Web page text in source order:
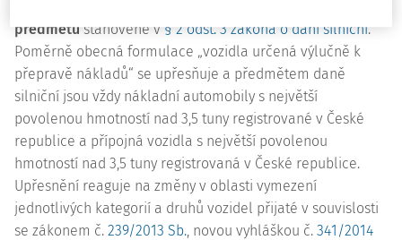
předmětu stanovené v § 2 odst. 3 zákona o dani silniční.
Poměrně obecná formulace „vozidla určená výlučně k
přepravě nákladů“ se upřesňuje a předmětem daně
silniční jsou vždy nákladní automobily s největší
povolenou hmotností nad 3,5 tuny registrované v České
republice a přípojná vozidla s největší povolenou
hmotností nad 3,5 tuny registrovaná v České republice.
Upřesnění reaguje na změny v oblasti vymezení
jednotlivých kategorií a druhů vozidel přijaté v souvislosti
se zákonem č. 239/2013 Sb., novou vyhláškou č. 341/2014